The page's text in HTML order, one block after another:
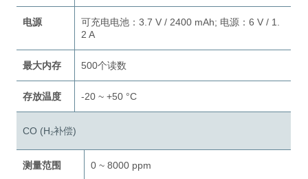
电源
可充电电池：3.7 V / 2400 mAh; 电源：6 V / 1.
2 A
最大内存 500个读数
存放温度 -20 ~ +50 °C
CO (H₂补偿)
测量范围 0 ~ 8000 ppm